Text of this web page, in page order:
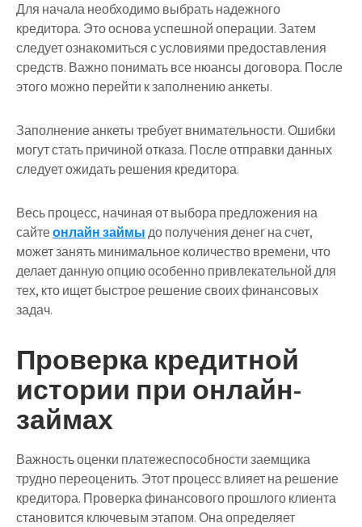
Для начала необходимо выбрать надежного
кредитора. Это основа успешной операции. Затем
следует ознакомиться с условиями предоставления
средств. Важно понимать все нюансы договора. После
этого можно перейти к заполнению анкеты.
Заполнение анкеты требует внимательности. Ошибки
могут стать причиной отказа. После отправки данных
следует ожидать решения кредитора.
Весь процесс, начиная от выбора предложения на
сайтеонлайн займыдо получения денег на счет,
может занять минимальное количество времени, что
делает данную опцию особенно привлекательной для
тех, кто ищет быстрое решение своих финансовых
задач.
Проверка кредитной
истории при онлайн-
займах
Важность оценки платежеспособности заемщика
трудно переоценить. Этот процесс влияет на решение
кредитора. Проверка финансового прошлого клиента
становится ключевым этапом. Она определяет